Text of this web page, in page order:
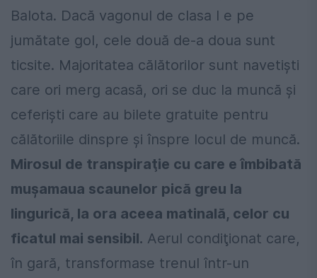
Balota. Dacă vagonul de clasa I e pe
jumătate gol, cele două de-a doua sunt
ticsite. Majoritatea călătorilor sunt navetiști
care ori merg acasă, ori se duc la muncă și
ceferiști care au bilete gratuite pentru
călătoriile dinspre și înspre locul de muncă.
Mirosul de transpiraţie cu care e îmbibată
mușamaua scaunelor pică greu la
lingurică, la ora aceea matinală, celor cu
ficatul mai sensibil. Aerul condiţionat care,
în gară, transformase trenul într-un